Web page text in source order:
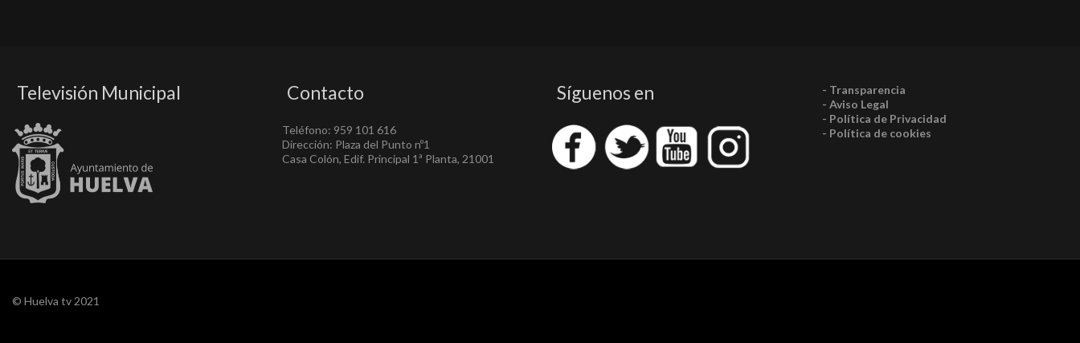
Televisión Municipal Contacto
Teléfono: 959 101 616
Dirección: Plaza del Punto nº1
Casa Colón, Edif. Principal 1ª Planta, 21001
Síguenos en
- Transparencia
- Aviso Legal
- Política de Privacidad
- Política de cookies
© Huelva tv 2021